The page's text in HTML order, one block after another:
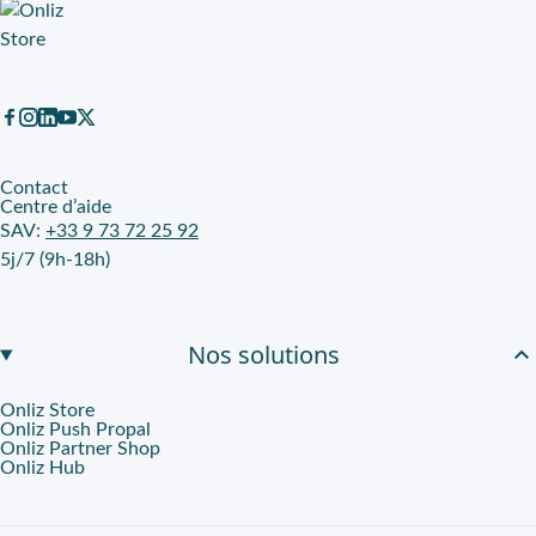
L’écran LED
Contact
Centre d’aide
SAV: +33 9 73 72 25 92
5j/7 (9h-18h)
Nos solutions
Onliz Store
Onliz Push Propal
Onliz Partner Shop
Onliz Hub